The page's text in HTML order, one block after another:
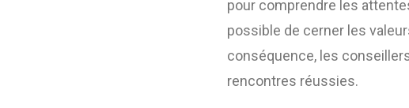
pour comprendre les
possible de cerner les
conséquence, les
rencontres réussies.